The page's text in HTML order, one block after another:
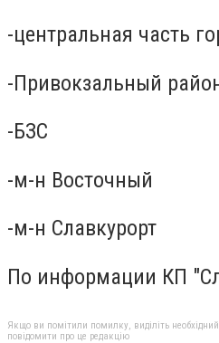
-центральная часть
-Привокзальный
-БЗС
-м-н Восточный
-м-н Славкурорт
По информации КП
Якщо ви помітили помилку, виділіть
повідомити про це редакцію